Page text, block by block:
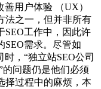
用户体验 （UX）
法之一，但并非所有
SEO工作中，因此许
SEO需求。尽管如
，“独立站SEO公司
的问题仍是他们必须
择过程中的麻烦，本